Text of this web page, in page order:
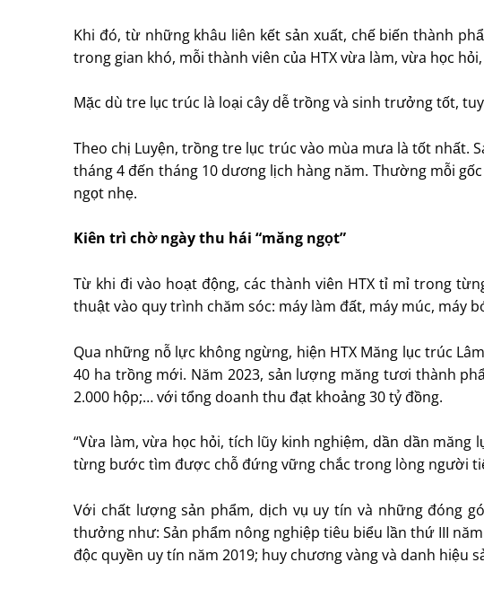
Khi đó, từ những khâu liên kết sản xuất, chế biến thành
trong gian khó, mỗi thành viên của HTX vừa làm, vừa học
Mặc dù tre lục trúc là loại cây dễ trồng và sinh trưởng tốt,
Theo chị Luyện, trồng tre lục trúc vào mùa mưa là tốt nhất.
tháng 4 đến tháng 10 dương lịch hàng năm. Thường mỗi
ngọt nhẹ.
Kiên trì chờ ngày thu hái “măng ngọt”
Từ khi đi vào hoạt động, các thành viên HTX tỉ mỉ trong
thuật vào quy trình chăm sóc: máy làm đất, máy múc, máy
Qua những nỗ lực không ngừng, hiện HTX Măng lục trúc
40 ha trồng mới. Năm 2023, sản lượng măng tươi thành
2.000 hộp;… với tổng doanh thu đạt khoảng 30 tỷ đồng.
“Vừa làm, vừa học hỏi, tích lũy kinh nghiệm, dần dần
từng bước tìm được chỗ đứng vững chắc trong lòng người
Với chất lượng sản phẩm, dịch vụ uy tín và những đóng
thưởng như: Sản phẩm nông nghiệp tiêu biểu lần thứ III
độc quyền uy tín năm 2019; huy chương vàng và danh hiệu